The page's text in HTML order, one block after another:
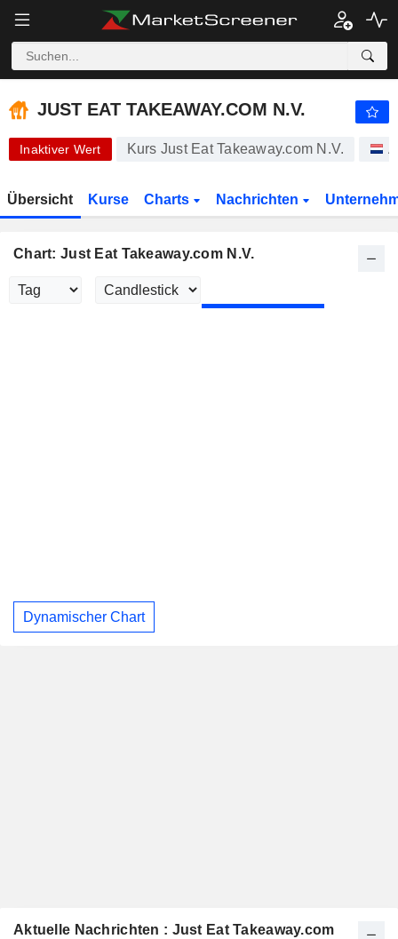
JUST EAT TAKEAWAY.COM N.V. 20,22 € -
JUST EAT TAKEAWAY.COM N.V.
Inaktiver Wert Kurs Just Eat Takeaway.com N.V.
Übersicht Kurse Charts Nachrichten
Chart: Just Eat Takeaway.com N.V.
Dynamischer Chart
Aktuelle Nachrichten : Just Eat Takeaway.com